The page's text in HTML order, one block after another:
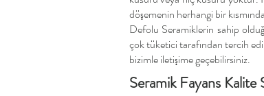
döşemenin herhangi bir
Defolu Seramiklerin sahip
çok tüketici tarafından tercih
bizimle iletişime geçebilirsiniz.
​Seramik Fayans Kalite